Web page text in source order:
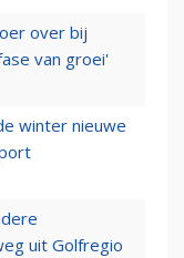
over bij
van groei'
winter nieuwe
uit Golfregio